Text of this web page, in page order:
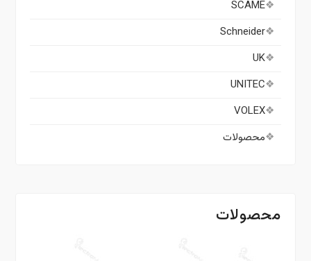
SCAME
Schneider
UK
UNITEC
VOLEX
محصولات
محصولات